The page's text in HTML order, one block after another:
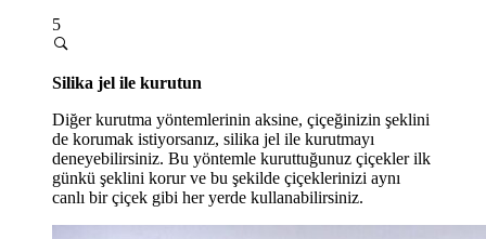
5
Silika jel ile kurutun
Diğer kurutma yöntemlerinin aksine, çiçeğinizin şeklini
de korumak istiyorsanız, silika jel ile kurutmayı
deneyebilirsiniz. Bu yöntemle kuruttuğunuz çiçekler ilk
günkü şeklini korur ve bu şekilde çiçeklerinizi aynı
canlı bir çiçek gibi her yerde kullanabilirsiniz.